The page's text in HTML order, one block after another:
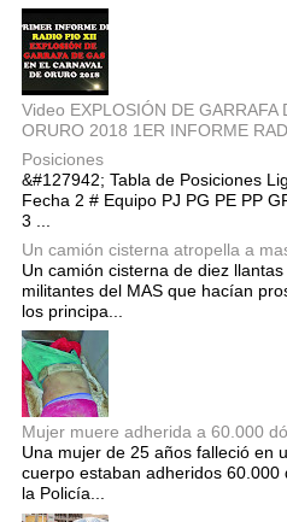
Video EXPLOSIÓN DE GARRAFA
ORURO 2018 1ER INFORME
Posiciones
&#127942; Tabla de Posiciones
Fecha 2 # Equipo PJ PG PE PP
3 ...
Un camión cisterna atropella a
Un camión cisterna de diez
militantes del MAS que hacían
los principa...
Mujer muere adherida a 60.000
Una mujer de 25 años falleció en
cuerpo estaban adheridos
la Policía...